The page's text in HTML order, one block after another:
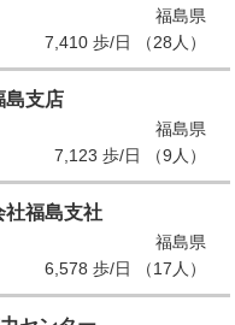
福島県
7,410 歩/日 （28人）
島支店
福島県
7,123 歩/日 （9人）
社福島支社
福島県
6,578 歩/日 （17人）